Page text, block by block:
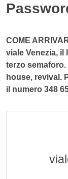
COME
viale Venezia, il
terzo semaforo.
house, revival.
il numero 348